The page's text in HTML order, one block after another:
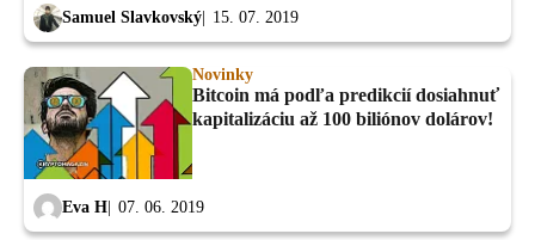
Samuel Slavkovský 15. 07. 2019
Novinky
Bitcoin má podľa predikcií dosiahnuť
kapitalizáciu až 100 biliónov dolárov!
Eva H 07. 06. 2019